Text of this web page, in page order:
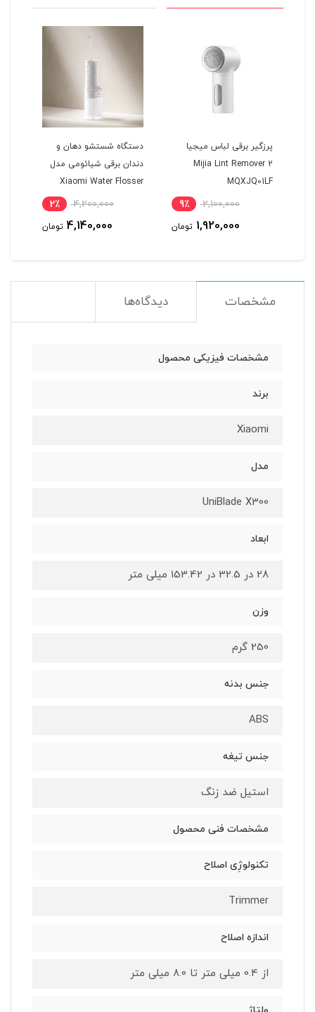
پرزگیر برقی لباس میجیا
Mijia Lint Remover 2
MQXJQ01LF
2,100,000 9٪
1,920,000 تومان
دستگاه شستشو دهان و
دندان برقی شیائومی مدل
Xiaomi Water Flosser
MEO705
4,200,000 2٪
4,140,000 تومان
مشخصات دیدگاه‌ها
مشخصات فیزیکی محصول
برند
Xiaomi
مدل
UniBlade X300
ابعاد
28 در 32.5 در 153.42 میلی متر
وزن
250 گرم
جنس بدنه
ABS
جنس تیغه
استیل ضد زنگ
مشخصات فنی محصول
تکنولوژِی اصلاح
Trimmer
اندازه اصلاح
از 0.4 میلی متر تا 8.0 میلی متر